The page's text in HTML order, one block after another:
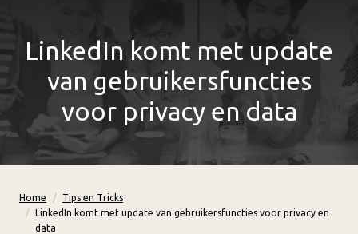
LinkedIn komt met update
van gebruikersfuncties
voor privacy en data
Home
Tips en Tricks
LinkedIn komt met update van gebruikersfuncties voor privacy en
data